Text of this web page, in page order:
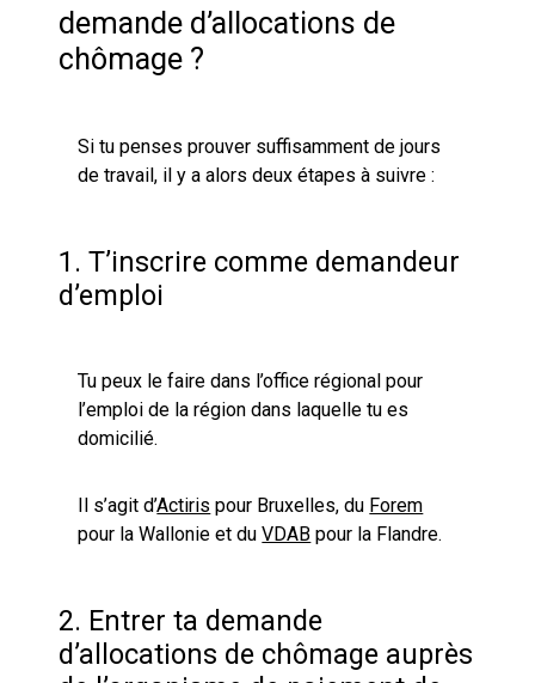
demande d’allocations de
chômage ?
Si tu penses prouver suffisamment de jours
de travail, il y a alors deux étapes à suivre :
1. T’inscrire comme demandeur
d’emploi
Tu peux le faire dans l’office régional pour
l’emploi de la région dans laquelle tu es
domicilié.
Il s’agit d’Actiris pour Bruxelles, du Forem
pour la Wallonie et duVDAB pour la Flandre.
2. Entrer ta demande
d’allocations de chômage auprès